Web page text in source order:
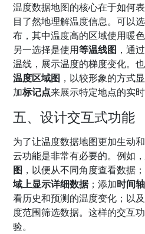
温度数据地图的核心在于如何
目了然地理解温度信息。可以
布，其中温度高的区域使用暖
另一选择是使用等温线图 ，通
温线，展示温度的梯度变化。
温度区域图 ，以较形象的方式
加标记点来展示特定地点的实时
五、设计交互式功能
为了让温度数据地图更加生动
云功能是非常有必要的。例如，
图 ，以便从不同角度查看数据；
域上显示详细数据；添加时间
看历史和预测的温度变化；以及
度范围筛选数据。这样的交互
验。